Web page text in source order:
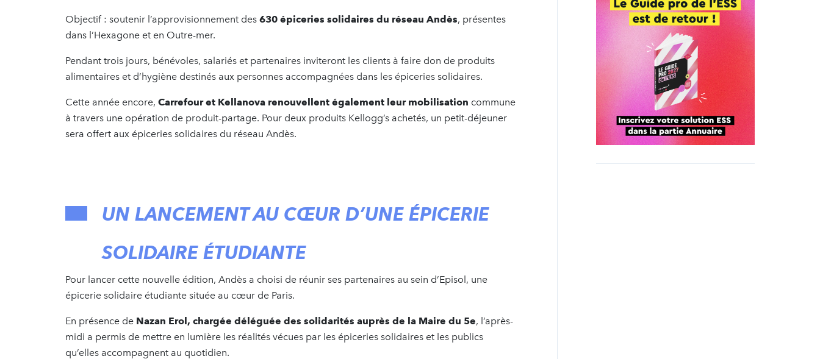
Objectif : soutenir l’approvisionnement des 630 épiceries solidaires du réseau Andès, présentes
dans l’Hexagone et en Outre-mer.
Pendant trois jours, bénévoles, salariés et partenaires inviteront les clients à faire don de produits
alimentaires et d’hygiène destinés aux personnes accompagnées dans les épiceries solidaires.
Cette année encore, Carrefour et Kellanova renouvellent également leur mobilisation commune
à travers une opération de produit-partage. Pour deux produits Kellogg’s achetés, un petit-déjeuner
sera offert aux épiceries solidaires du réseau Andès.
UN LANCEMENT AU CŒUR D’UNE ÉPICERIE
SOLIDAIRE ÉTUDIANTE
Pour lancer cette nouvelle édition, Andès a choisi de réunir ses partenaires au sein d’Episol, une
épicerie solidaire étudiante située au cœur de Paris.
En présence de Nazan Erol, chargée déléguée des solidarités auprès de la Maire du 5e, l’après-
midi a permis de mettre en lumière les réalités vécues par les épiceries solidaires et les publics
qu’elles accompagnent au quotidien.